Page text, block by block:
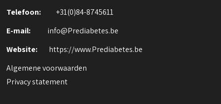
Telefoon:
+31(0)84-8745611
E-mail:
info@Prediabetes.be
Website:
https://www.Prediabetes.be
Algemene voorwaarden
Privacy statement